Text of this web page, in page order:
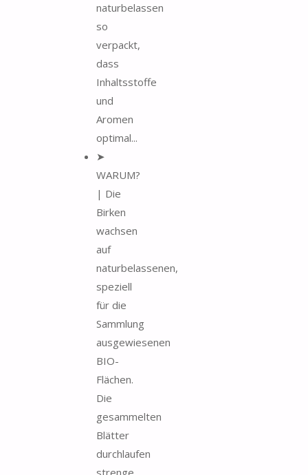
naturbelassen
so
verpackt,
dass
Inhaltsstoffe
und
Aromen
optimal...
➤
WARUM?
| Die
Birken
wachsen
auf
naturbelassenen,
speziell
für die
Sammlung
ausgewiesenen
BIO-
Flächen.
Die
gesammelten
Blätter
durchlaufen